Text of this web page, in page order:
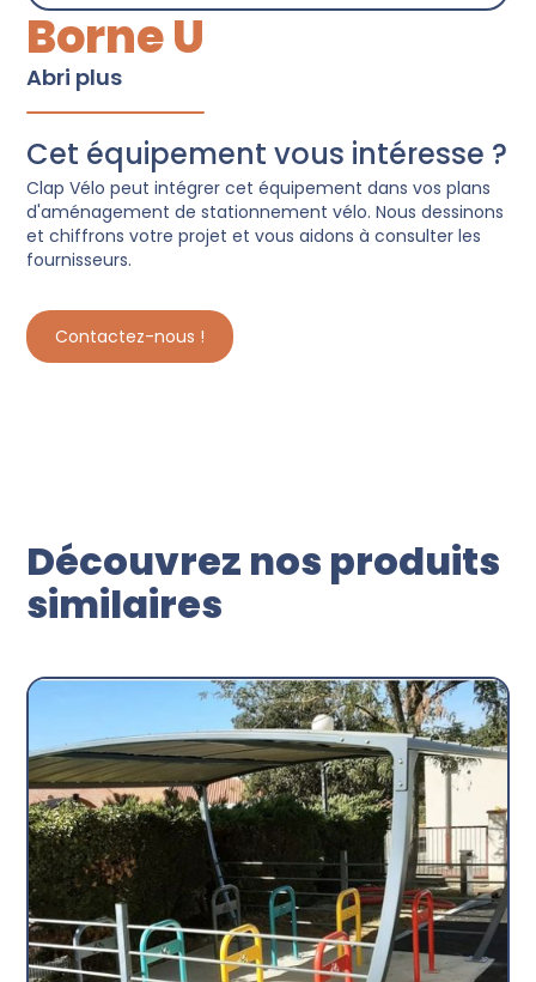
Borne U
Abri plus
Cet équipement vous intéresse ?
Clap Vélo peut intégrer cet équipement dans vos plans
d'aménagement de stationnement vélo. Nous dessinons
et chiffrons votre projet et vous aidons à consulter les
fournisseurs.
Contactez-nous !
Découvrez nos produits
similaires